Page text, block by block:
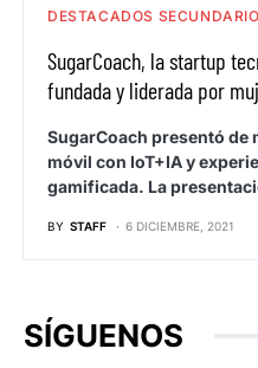
DESTACADOS
SugarCoach, la startup
fundada y liderada por
SugarCoach presentó de
móvil con IoT+IA y
gamificada. La
BY STAFF 6 DICIEMBRE, 2021
SÍGUENOS